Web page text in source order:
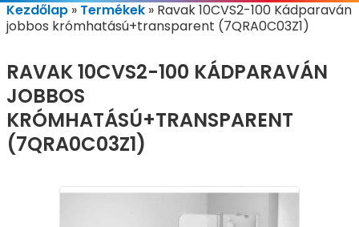
Kezdőlap » Termékek » Ravak 10CVS2-100 Kádparaván
jobbos krómhatású+transparent (7QRA0C03Z1)
RAVAK 10CVS2-100 KÁDPARAVÁN
JOBBOS
KRÓMHATÁSÚ+TRANSPARENT
(7QRA0C03Z1)